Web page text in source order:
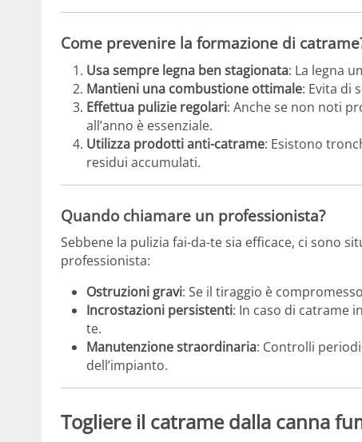
Come prevenire la formazione di
Usa sempre legna ben stagionata: La legna
Mantieni una combustione ottimale: Evita di
Effettua pulizie regolari: Anche se non noti
all’anno è essenziale.
Utilizza prodotti anti-catrame: Esistono
residui accumulati.
Quando chiamare un professionista?
Sebbene la pulizia fai-da-te sia efficace, ci sono
professionista:
Ostruzioni gravi: Se il tiraggio è
Incrostazioni persistenti: In caso di catrame
te.
Manutenzione straordinaria: Controlli
dell’impianto.
Togliere il catrame dalla canna